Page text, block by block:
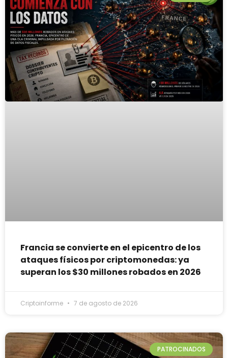
Francia se convierte en el epicentro de los
ataques físicos por criptomonedas: ya
superan los $30 millones robados en 2026
Criptoinforme 7 de agosto de 2026
PATROCINADOS